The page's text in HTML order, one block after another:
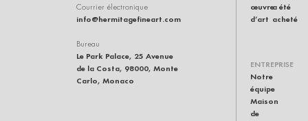
Courrier électronique
info@hermitagefineart.com
Bureau
Le Park Palace, 25 Avenue
de la Costa, 98000, Monte
Carlo, Monaco
œuvre
d’art
a été
acheté
ENTREPRISE
Notre
équipe
Maison
de